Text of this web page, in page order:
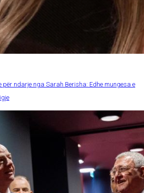
për ndarje nga Sarah Berisha: Edhe mungesa e